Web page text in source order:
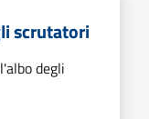
scrutatori
degli